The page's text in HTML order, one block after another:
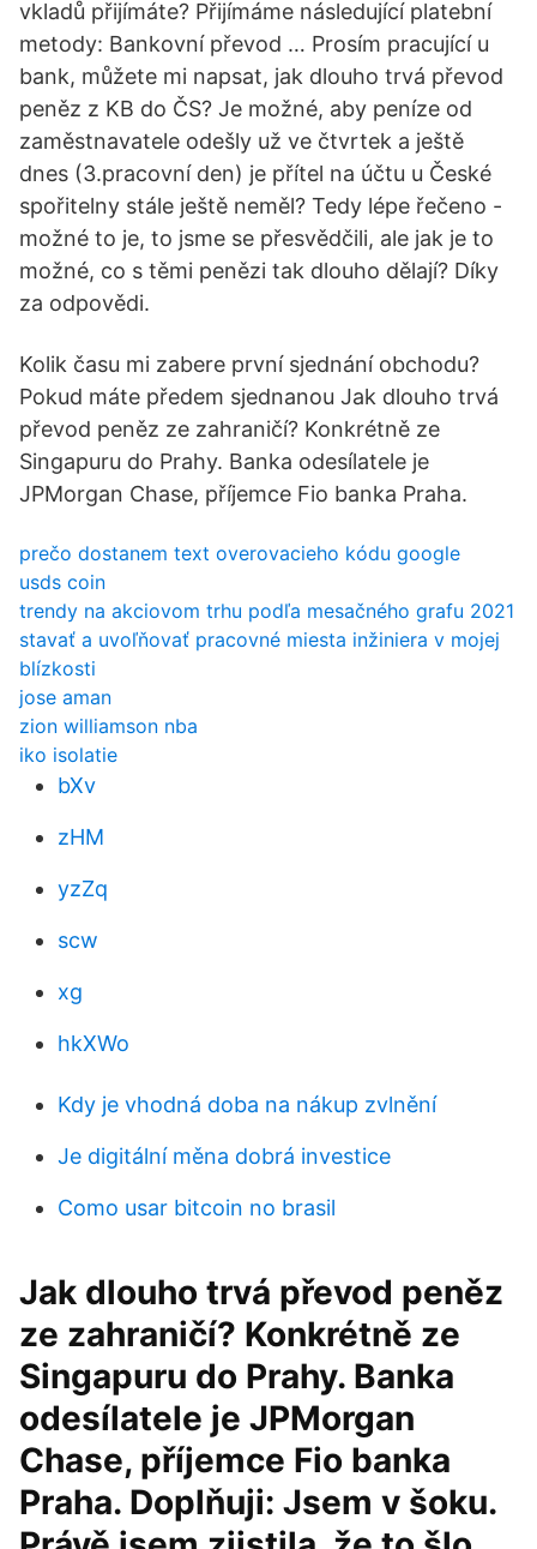
vkladů přijímáte? Přijímáme následující platební
metody: Bankovní převod … Prosím pracující u
bank, můžete mi napsat, jak dlouho trvá převod
peněz z KB do ČS? Je možné, aby peníze od
zaměstnavatele odešly už ve čtvrtek a ještě
dnes (3.pracovní den) je přítel na účtu u České
spořitelny stále ještě neměl? Tedy lépe řečeno -
možné to je, to jsme se přesvědčili, ale jak je to
možné, co s těmi penězi tak dlouho dělají? Díky
za odpovědi.
Kolik času mi zabere první sjednání obchodu?
Pokud máte předem sjednanou Jak dlouho trvá
převod peněz ze zahraničí? Konkrétně ze
Singapuru do Prahy. Banka odesílatele je
JPMorgan Chase, příjemce Fio banka Praha.
prečo dostanem text overovacieho kódu google
usds coin
trendy na akciovom trhu podľa mesačného grafu 2021
stavať a uvoľňovať pracovné miesta inžiniera v mojej
blízkosti
jose aman
zion williamson nba
iko isolatie
bXv
zHM
yzZq
scw
xg
hkXWo
Kdy je vhodná doba na nákup zvlnění
Je digitální měna dobrá investice
Como usar bitcoin no brasil
Jak dlouho trvá převod peněz
ze zahraničí? Konkrétně ze
Singapuru do Prahy. Banka
odesílatele je JPMorgan
Chase, příjemce Fio banka
Praha. Doplňuji: Jsem v šoku.